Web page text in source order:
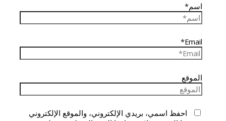
اسم*
Email*
الموقع
احفظ اسمي، بريدي الإلكتروني، والموقع الإلكتروني